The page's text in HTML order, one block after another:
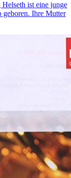
ist eine junge
geboren. Ihre Mutter